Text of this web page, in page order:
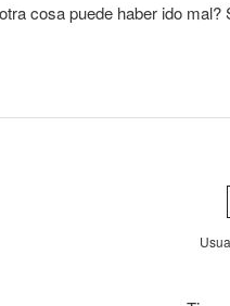
cosa puede haber ido mal?